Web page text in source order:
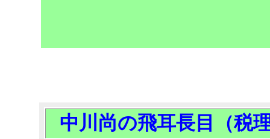
中川尚の飛耳長目（税